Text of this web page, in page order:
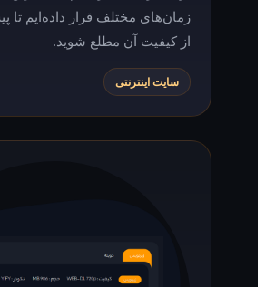
زمان‌های مختلف قرار داده‌ایم تا پیش از دانلود
از کیفیت آن مطلع شوید.
سایت اینترنتی